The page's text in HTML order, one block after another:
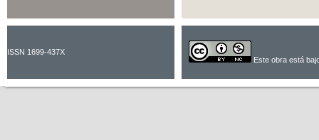
ISSN 1699-437X
Este obra está